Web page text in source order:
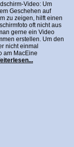
Video: Um
Geschehen auf
zu zeigen, hilft einen
oft nicht aus
gerne ein Video
erstellen. Um den
nicht einmal
am MacEine